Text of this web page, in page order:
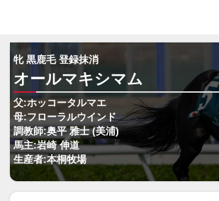
牝 黒鹿毛 登録抹消
オールマキシマム
父:ホッコータルマエ
母:フローラルウインド
調教師:奥平 雅士 (美浦)
馬主:岩崎 伸道
生産者:本桐牧場